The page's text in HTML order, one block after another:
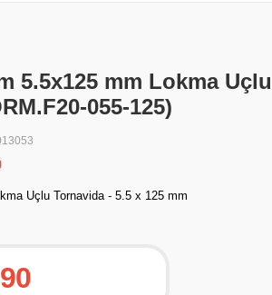
5.5x125 mm Lokma
055-125)
Uçlu Tornavida - 5.5 x 125 mm